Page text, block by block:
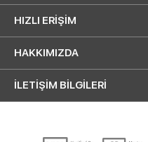
HIZLI ERIŞIM
HAKKIMIZDA
İLETİŞİM BİLGİLERİ